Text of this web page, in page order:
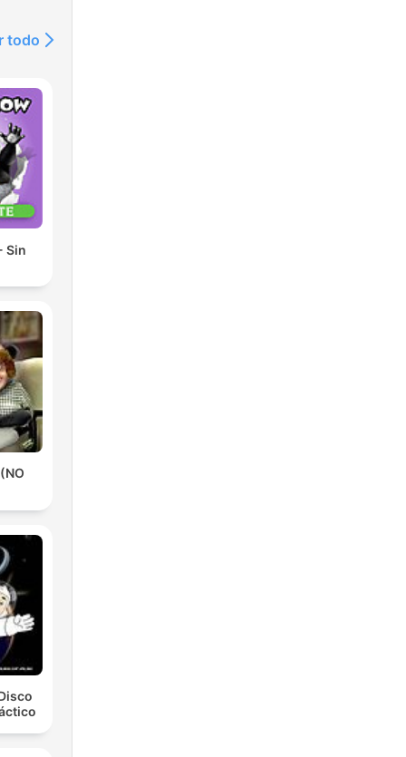
todo
Sin